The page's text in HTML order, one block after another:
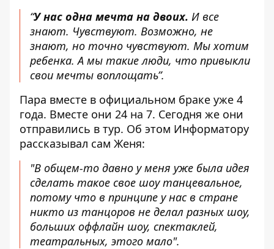
“У нас одна мечта на двоих. И все
знают. Чувствуют. Возможно, не
знают, но точно чувствуют. Мы хотим
ребенка. А мы такие люди, что привыкли
свои мечты воплощать”.
Пара вместе в официальном браке уже 4
года. Вместе они 24 на 7. Сегодня же они
отправились в тур. Об этом Информатору
рассказывал сам Женя:
"В общем-то давно у меня уже была идея
сделать такое свое шоу танцевальное,
потому что в принципе у нас в стране
никто из танцоров не делал разных шоу,
больших оффлайн шоу, спектаклей,
театральных, этого мало".